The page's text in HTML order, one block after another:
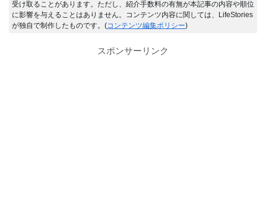
受け取ることがあります。ただし、紹介手数料の有無が本記事の内容や順位
に影響を与えることはありません。コンテンツ内容に関しては、LifeStories
が独自で制作したものです。(コンテンツ編集ポリシー)
スポンサーリンク